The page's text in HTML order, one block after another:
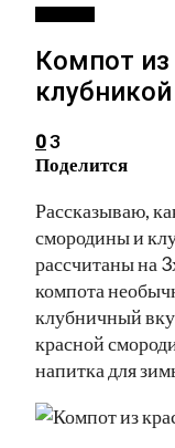
Компот
03
Поделится
Рассказываю,
смородины и
рассчитаны на
компота
клубничный
красной
напитка для